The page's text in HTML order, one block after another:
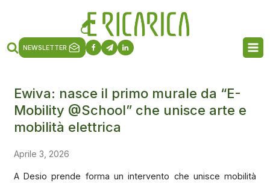
NEWSLETTER
Ewiva: nasce il primo murale da “E-
Mobility @School” che unisce arte e
mobilità elettrica
Aprile 3, 2026
A Desio prende forma un intervento che unisce mobilità